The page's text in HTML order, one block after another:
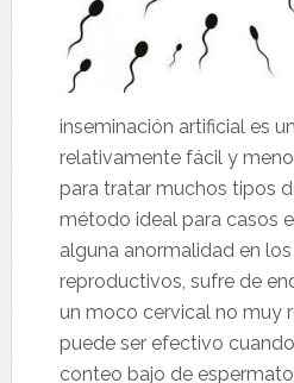
inseminación artificial es
relativamente fácil y
para tratar muchos tipos
método ideal para casos
alguna anormalidad en
reproductivos, sufre de
un moco cervical no muy
puede ser efectivo
conteo bajo de